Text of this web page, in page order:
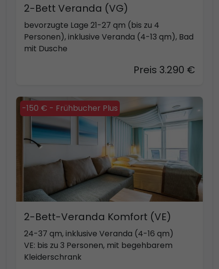
2-Bett Veranda (VG)
bevorzugte Lage 21-27 qm (bis zu 4
Personen), inklusive Veranda (4-13 qm), Bad
mit Dusche
Preis 3.290 €
-150 € - Frühbucher Plus
2-Bett-Veranda Komfort (VE)
24-37 qm, inklusive Veranda (4-16 qm)
VE: bis zu 3 Personen, mit begehbarem
Kleiderschrank